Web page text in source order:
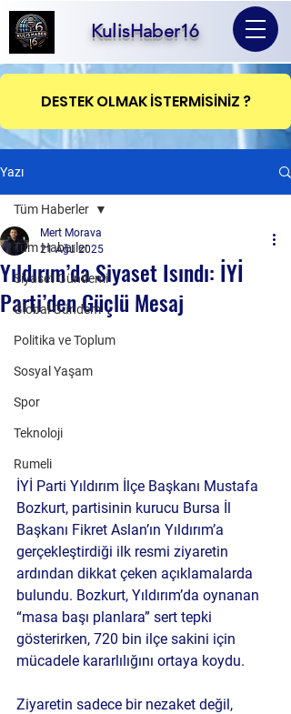
KulisHaber16
DESTEK OLMAK İSTERMİSİNİZ ?
Yazı
Tüm Haberler
Siyaset Gündemi
Global Gündem
Politika ve Toplum
Sosyal Yaşam
Spor
Teknoloji
Rumeli
Tüm Haberler
Yıldırım’da Siyaset Isındı: İYİ
Parti’den Güçlü Mesaj
Mert Morava
21 Ağu 2025
İYİ Parti Yıldırım İlçe Başkanı Mustafa
Bozkurt, partisinin kurucu Bursa İl
Başkanı Fikret Aslan’ın Yıldırım’a
gerçekleştirdiği ilk resmi ziyaretin
ardından dikkat çeken açıklamalarda
bulundu. Bozkurt, Yıldırım’da oynanan
“masa başı planlara” sert tepki
gösterirken, 720 bin ilçe sakini için
mücadele kararlılığını ortaya koydu.
Ziyaretin sadece bir nezaket değil,